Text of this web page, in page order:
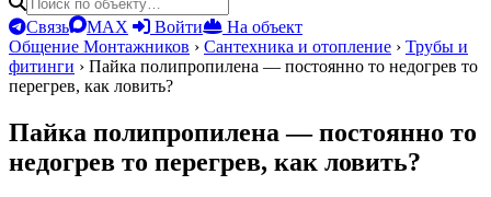
Связь MAX Войти
На объект
Общение Монтажников › Сантехника и отопление › Трубы и
фитинги › Пайка полипропилена — постоянно то недогрев то
перегрев, как ловить?
Пайка полипропилена — постоянно то
недогрев то перегрев, как ловить?